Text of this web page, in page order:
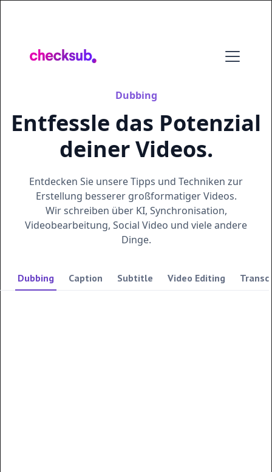
Dubbing
Entfessle das Potenzial
deiner Videos.
Entdecken Sie unsere Tipps und Techniken zur
Erstellung besserer großformatiger Videos.
Wir schreiben über KI, Synchronisation,
Videobearbeitung, Social Video und viele andere
Dinge.
Dubbing Caption Subtitle Video Editing